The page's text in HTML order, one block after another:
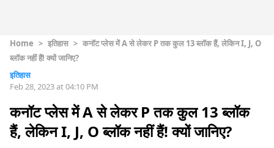
Home > इतिहास > कनॉट प्लेस में A से लेकर P तक कुल 13 ब्लॉक हैं, लेकिन I, J, O
ब्लॉक नहीं हैं! क्यों जानिए?
इतिहास
Feb 28, 2023 at 04:10 PM
कनॉट प्लेस में A से लेकर P तक कुल 13 ब्लॉक
हैं, लेकिन I, J, O ब्लॉक नहीं हैं! क्यों जानिए?